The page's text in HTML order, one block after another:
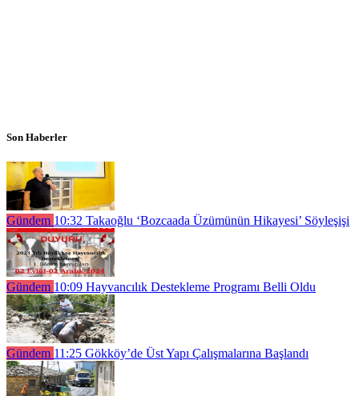
Son Haberler
Gündem 10:32 Takaoğlu ‘Bozcaada Üzümünün Hikayesi’ Söyleşişi
Gündem 10:09 Hayvancılık Destekleme Programı Belli Oldu
Gündem 11:25 Gökköy’de Üst Yapı Çalışmalarına Başlandı